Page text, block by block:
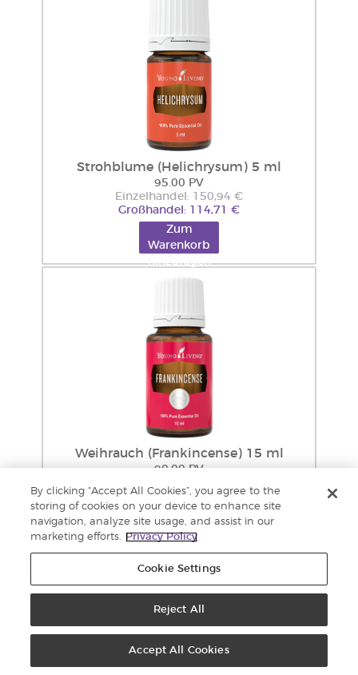
Strohblume (Helichrysum) 5 ml
95.00 PV
Einzelhandel: 150,94 €
Großhandel: 114,71 €
Zum
Warenkorb
hinzufügen
Weihrauch (Frankincense) 15 ml
90.00 PV
Großhandel: 108,71 €
Warenkorb
By clicking “Accept All Cookies”, you agree to the
storing of cookies on your device to enhance site
navigation, analyze site usage, and assist in our
marketing efforts.
Privacy Policy
Cookie Settings
Reject All
Accept All Cookies